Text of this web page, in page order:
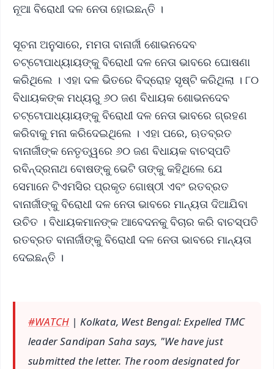
ନୂଆ ବିରୋଧୀ ଦଳ ନେତା ହୋଇଛନ୍ତି ।
ସୂଚନା ଅନୁସାରେ, ମମତା ବାନାର୍ଜୀ ଶୋଭନଦେବ
ଚଟ୍ଟୋପାଧ୍ୟାୟଙ୍କୁ ବିରୋଧୀ ଦଳ ନେତା ଭାବରେ ଘୋଷଣା
କରିଥିଲେ । ଏହା ଦଳ ଭିତରେ ବିଦ୍ରୋହ ସୃଷ୍ଟି କରିଥିଲା । ୮୦
ବିଧାୟକଙ୍କ ମଧ୍ୟରୁ ୬୦ ଜଣ ବିଧାୟକ ଶୋଭନଦେବ
ଚଟ୍ଟୋପାଧ୍ୟାୟଙ୍କୁ ବିରୋଧୀ ଦଳ ନେତା ଭାବରେ ଗ୍ରହଣ
କରିବାକୁ ମନା କରିଦେଇଥିଲେ । ଏହା ପରେ, ଋତବ୍ରତ
ବାନାର୍ଜୀଙ୍କ ନେତୃତ୍ୱରେ ୬୦ ଜଣ ବିଧାୟକ ବାଚସ୍ପତି
ରବିନ୍ଦ୍ରନାଥ ବୋଷଙ୍କୁ ଭେଟି ତାଙ୍କୁ କହିଥିଲେ ଯେ
ସେମାନେ ଟିଏମସିର ପ୍ରକୃତ ଗୋଷ୍ଠୀ ଏବଂ ରତବ୍ରତ
ବାନାର୍ଜୀଙ୍କୁ ବିରୋଧୀ ଦଳ ନେତା ଭାବରେ ମାନ୍ୟତା ଦିଆଯିବା
ଉଚିତ । ବିଧାୟକମାନଙ୍କ ଆବେଦନକୁ ବିଚାର କରି ବାଚସ୍ପତି
ରତବ୍ରତ ବାନାର୍ଜୀଙ୍କୁ ବିରୋଧୀ ଦଳ ନେତା ଭାବରେ ମାନ୍ୟତା
ଦେଇଛନ୍ତି ।
#WATCH | Kolkata, West Bengal: Expelled TMC
leader Sandipan Saha says, "We have just
submitted the letter. The room designated for